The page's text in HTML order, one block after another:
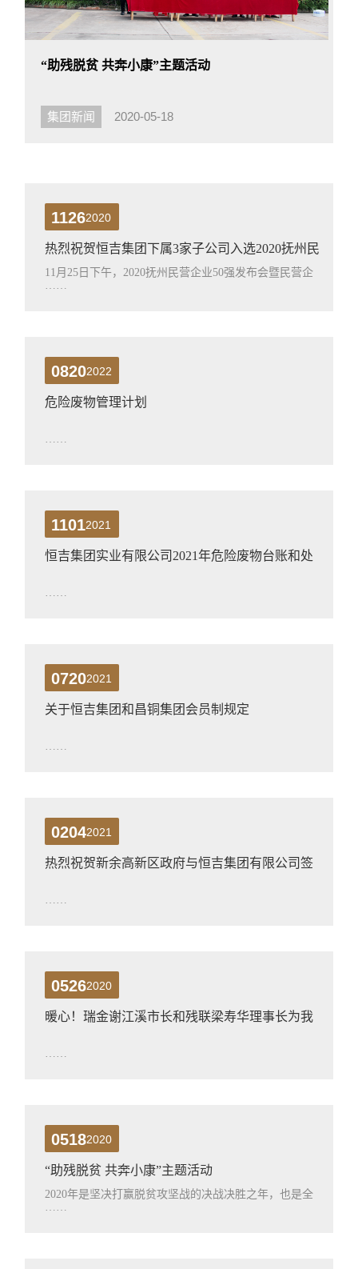
“助残脱贫 共奔小康”主题活动
集团新闻 2020-05-18
11262020
热烈祝贺恒吉集团下属3家子公司入选2020抚州民
营企业50强
11月25日下午，2020抚州民营企业50强发布会暨民营企
业抗疫表彰大会在市委党校报告厅举行。会上宣读了
08202022
危险废物管理计划
11012021
恒吉集团实业有限公司2021年危险废物台账和处
07202021
关于恒吉集团和昌铜集团会员制规定
02042021
热烈祝贺新余高新区政府与恒吉集团有限公司签
05262020
暖心！瑞金谢江溪市长和残联梁寿华理事长为我
05182020
“助残脱贫 共奔小康”主题活动
2020年是坚决打赢脱贫攻坚战的决战决胜之年，也是全
面建成小康社会和“十三五”规划的收官之年。5月17日是